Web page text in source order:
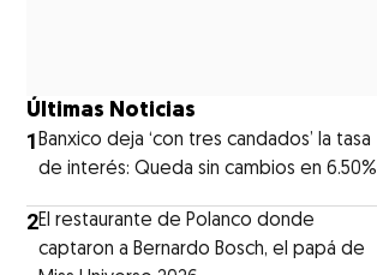
Últimas Noticias
1Banxico deja ‘con tres candados’ la tasa
de interés: Queda sin cambios en 6.50%
2El restaurante de Polanco donde
captaron a Bernardo Bosch, el papá de